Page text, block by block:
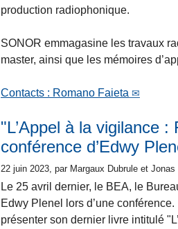
production radiophonique.
SONOR emmagasine les travaux
master, ainsi que les mémoires
Contacts : Romano Faieta
"L’Appel à la vigilance
conférence d’Edwy
22 juin 2023 , par Margaux Dubrule et
Le 25 avril dernier, le BEA, le
Edwy Plenel lors d’une
présenter son dernier livre intitulé